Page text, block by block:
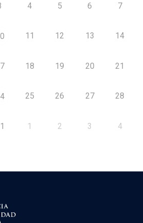
4 5 6 7
11 12 13 14
18 19 20 21
25 26 27 28
1 2 3 4